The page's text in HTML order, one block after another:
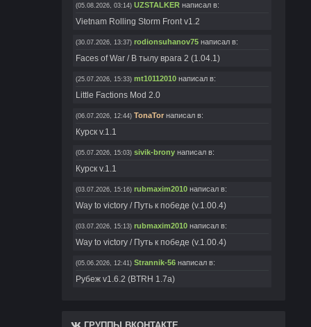
(05.08.2026, 03:14) UZSTALKER написал в:
Vietnam Rolling Storm Front v1.2
(30.07.2026, 13:37) rodionsuhanov75 написал в:
Faces of War / В тылу врага 2 (1.04.1)
(25.07.2026, 15:33) mt10112010 написал в:
Little Factions Mod 2.0
(06.07.2026, 12:44) TonaTor написал в:
Курск v.1.1
(05.07.2026, 15:03) sivik-brony написал в:
Курск v.1.1
(03.07.2026, 15:16) rubmaxim2010 написал в:
Way to victory / Путь к победе (v.1.00.4)
(03.07.2026, 15:13) rubmaxim2010 написал в:
Way to victory / Путь к победе (v.1.00.4)
(05.06.2026, 12:41) Strannik-56 написал в:
Рубеж v1.6.2 (BTRH 1.7a)